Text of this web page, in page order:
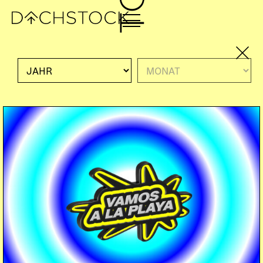
Di, 29.04.2025
KONZERT ROCK NOISE
END HITS